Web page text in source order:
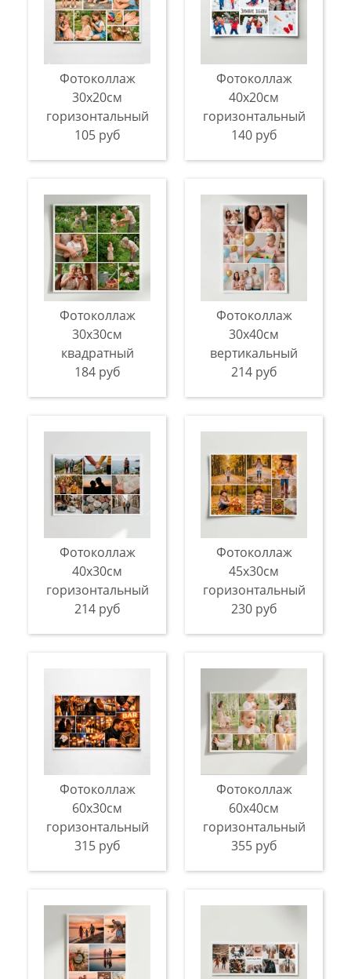
Фотоколлаж
30х20см
горизонтальный
105 руб
Фотоколлаж
40х20см
горизонтальный
140 руб
Фотоколлаж
30х30см
квадратный
184 руб
Фотоколлаж
30х40см
вертикальный
214 руб
Фотоколлаж
40х30см
горизонтальный
214 руб
Фотоколлаж
45х30см
горизонтальный
230 руб
Фотоколлаж
60х30см
горизонтальный
315 руб
Фотоколлаж
60х40см
горизонтальный
355 руб